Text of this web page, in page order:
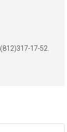
17-52.